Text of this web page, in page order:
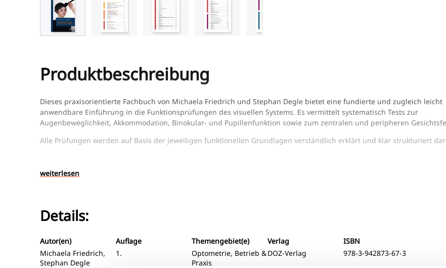
Produktbeschreibung
Dieses praxisorientierte Fachbuch von Michaela Friedrich und Stephan Degle bietet eine fundierte und zugleich leicht
anwendbare Einführung in die Funktionsprüfungen des visuellen Systems. Es vermittelt systematisch Tests zur
Augenbeweglichkeit, Akkommodation, Binokular- und Pupillenfunktion sowie zum zentralen und peripheren
Alle Prüfungen werden auf Basis der jeweiligen funktionellen Grundlagen verständlich erklärt und klar strukturiert
Das Buch richtet sich an Augenoptiker:innen und Optometrist:innen in der Praxis sowie an Studierende der Augenoptik
weiterlesen
Details:
Autor(en)
Michaela Friedrich,
Stephan Degle
Auflage
1.
Themengebiet(e)
Optometrie, Betrieb &
Praxis
Verlag
DOZ-Verlag
ISBN
978-3-942873-67-3